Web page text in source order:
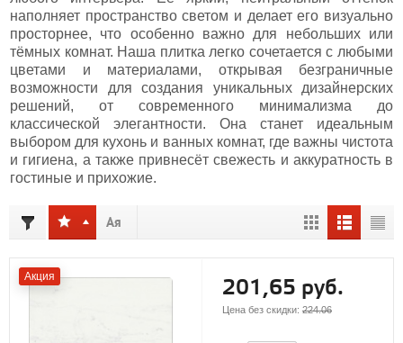
наполняет пространство светом и делает его визуально
просторнее, что особенно важно для небольших или
тёмных комнат. Наша плитка легко сочетается с любыми
цветами и материалами, открывая безграничные
возможности для создания уникальных дизайнерских
решений, от современного минимализма до
классической элегантности. Она станет идеальным
выбором для кухонь и ванных комнат, где важны чистота
и гигиена, а также привнесёт свежесть и аккуратность в
гостиные и прихожие.
Акция 201,65 руб.
Цена без скидки: 224.06